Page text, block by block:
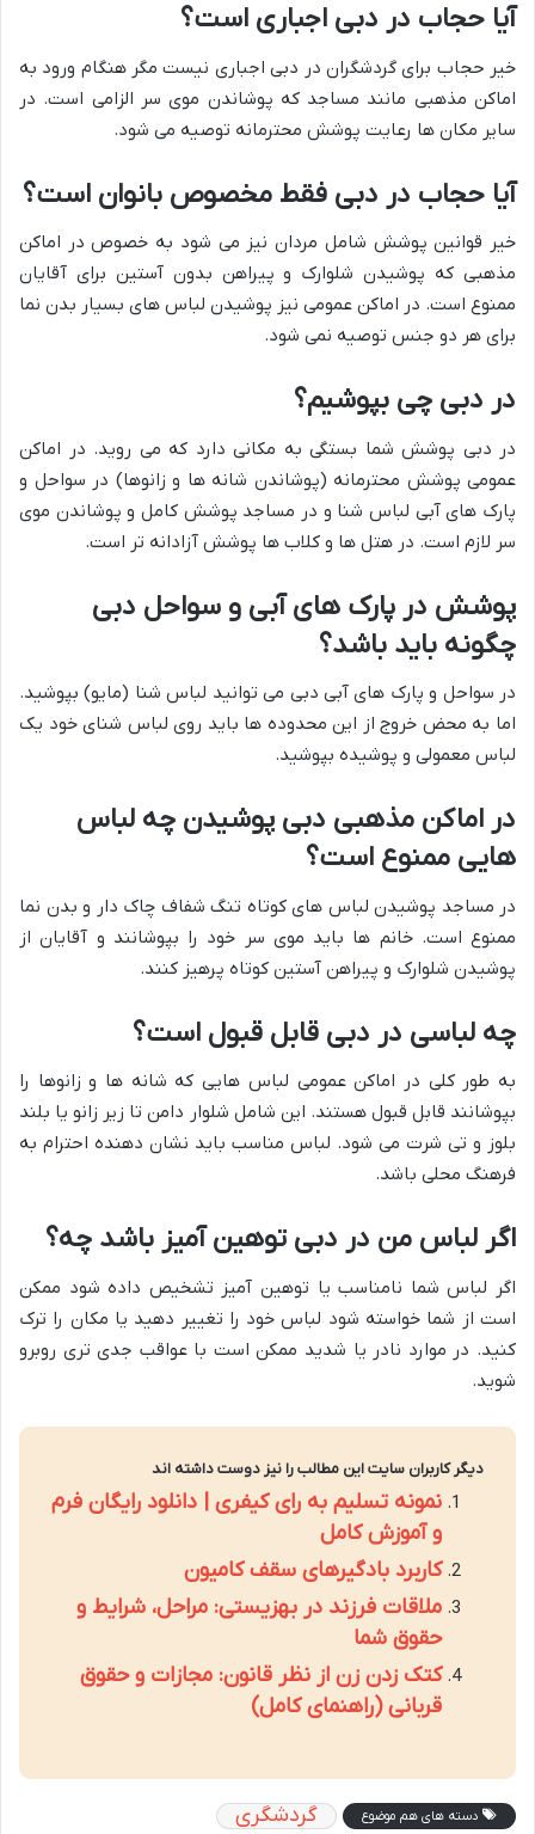
آیا حجاب در دبی اجباری است؟
خیر حجاب برای گردشگران در دبی اجباری نیست مگر هنگام ورود به
اماکن مذهبی مانند مساجد که پوشاندن موی سر الزامی است. در
سایر مکان ها رعایت پوشش محترمانه توصیه می شود.
آیا حجاب در دبی فقط مخصوص بانوان است؟
خیر قوانین پوشش شامل مردان نیز می شود به خصوص در اماکن
مذهبی که پوشیدن شلوارک و پیراهن بدون آستین برای آقایان
ممنوع است. در اماکن عمومی نیز پوشیدن لباس های بسیار بدن نما
برای هر دو جنس توصیه نمی شود.
در دبی چی بپوشیم؟
در دبی پوشش شما بستگی به مکانی دارد که می روید. در اماکن
عمومی پوشش محترمانه (پوشاندن شانه ها و زانوها) در سواحل و
پارک های آبی لباس شنا و در مساجد پوشش کامل و پوشاندن موی
سر لازم است. در هتل ها و کلاب ها پوشش آزادانه تر است.
پوشش در پارک های آبی و سواحل دبی
چگونه باید باشد؟
در سواحل و پارک های آبی دبی می توانید لباس شنا (مایو) بپوشید.
اما به محض خروج از این محدوده ها باید روی لباس شنای خود یک
لباس معمولی و پوشیده بپوشید.
در اماکن مذهبی دبی پوشیدن چه لباس
هایی ممنوع است؟
در مساجد پوشیدن لباس های کوتاه تنگ شفاف چاک دار و بدن نما
ممنوع است. خانم ها باید موی سر خود را بپوشانند و آقایان از
پوشیدن شلوارک و پیراهن آستین کوتاه پرهیز کنند.
چه لباسی در دبی قابل قبول است؟
به طور کلی در اماکن عمومی لباس هایی که شانه ها و زانوها را
بپوشانند قابل قبول هستند. این شامل شلوار دامن تا زیر زانو یا بلند
بلوز و تی شرت می شود. لباس مناسب باید نشان دهنده احترام به
فرهنگ محلی باشد.
اگر لباس من در دبی توهین آمیز باشد چه؟
اگر لباس شما نامناسب یا توهین آمیز تشخیص داده شود ممکن
است از شما خواسته شود لباس خود را تغییر دهید یا مکان را ترک
کنید. در موارد نادر یا شدید ممکن است با عواقب جدی تری روبرو
شوید.
دیگر کاربران سایت این مطالب را نیز دوست داشته اند
نمونه تسلیم به رای کیفری | دانلود رایگان فرم
و آموزش کامل
کاربرد بادگیرهای سقف کامیون
ملاقات فرزند در بهزیستی: مراحل، شرایط و
حقوق شما
کتک زدن زن از نظر قانون: مجازات و حقوق
قربانی (راهنمای کامل)
دسته های هم موضوع گردشگری